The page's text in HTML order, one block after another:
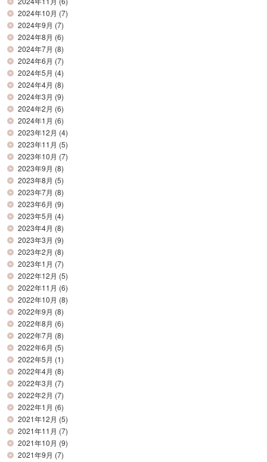
2024年10月 (7)
2024年9月 (7)
2024年8月 (6)
2024年7月 (8)
2024年6月 (7)
2024年5月 (4)
2024年4月 (8)
2024年3月 (9)
2024年2月 (6)
2024年1月 (6)
2023年12月 (4)
2023年11月 (5)
2023年10月 (7)
2023年9月 (8)
2023年8月 (5)
2023年7月 (8)
2023年6月 (9)
2023年5月 (4)
2023年4月 (8)
2023年3月 (9)
2023年2月 (8)
2023年1月 (7)
2022年12月 (5)
2022年11月 (6)
2022年10月 (8)
2022年9月 (8)
2022年8月 (6)
2022年7月 (8)
2022年6月 (5)
2022年5月 (1)
2022年4月 (8)
2022年3月 (7)
2022年2月 (7)
2022年1月 (6)
2021年12月 (5)
2021年11月 (7)
2021年10月 (9)
2021年9月 (7)